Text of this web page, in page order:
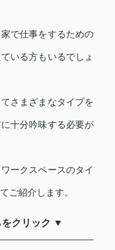
で仕事をするための
いる方もいるでしょ
さまざまなタイプを
十分吟味する必要が
ークスペースのタイ
ご紹介します。
クリック ▼